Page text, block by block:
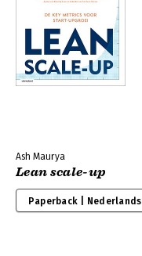
Ash Maurya
Lean scale-up
Paperback | Nederlands